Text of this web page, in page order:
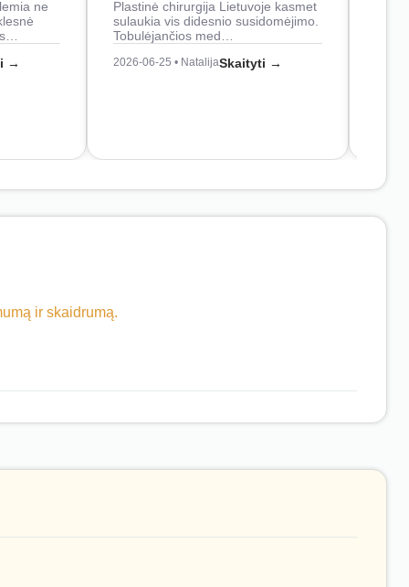
ne
→
Plastinė chirurgija Lietuvoje kasmet
sulaukia vis didesnio susidomėjimo.
Tobulėjančios med…
2026-06-25 • NatalijaSkaityti →
ir skaidrumą.